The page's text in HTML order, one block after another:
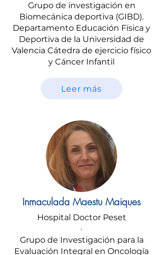
Grupo de investigación en
Biomecánica deportiva (GIBD).
Departamento Educación Física y
Deportiva de la Universidad de
Valencia Cátedra de ejercicio físico
y Cáncer Infantil
Leer más
Inmaculada Maestu Maiques
Hospital Doctor Peset
·
Grupo de Investigación para la
Evaluación Integral en Oncología